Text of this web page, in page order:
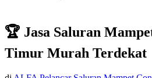
🏆 Jasa Saluran
Timur Murah Terdekat